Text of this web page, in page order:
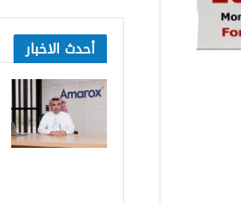
أحدث الاخبار